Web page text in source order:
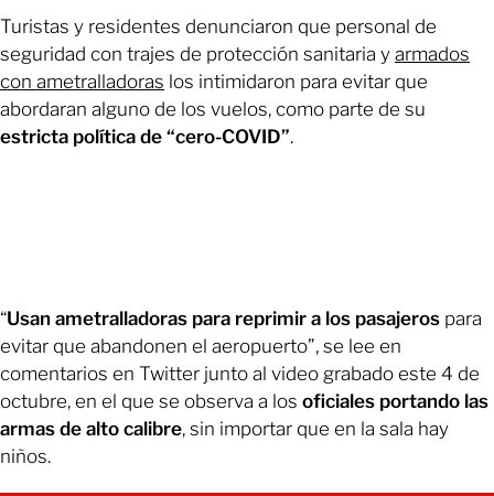
Turistas y residentes denunciaron que personal de
seguridad con trajes de protección sanitaria y armados
con ametralladoras los intimidaron para evitar que
abordaran alguno de los vuelos, como parte de su
estricta política de “cero-COVID”.
“Usan ametralladoras para reprimir a los pasajeros para
evitar que abandonen el aeropuerto”, se lee en
comentarios en Twitter junto al video grabado este 4 de
octubre, en el que se observa a los oficiales portando las
armas de alto calibre, sin importar que en la sala hay
niños.